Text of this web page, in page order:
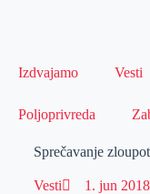
Izdvajamo Vesti
Poljoprivreda
Sprečavanje
Vesti 1. jun